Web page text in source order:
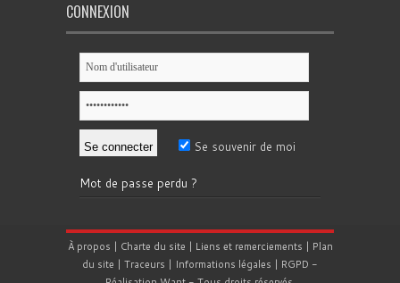
CONNEXION
Se souvenir de moi
Mot de passe perdu ?
À propos | Charte du site | Liens et remerciements | Plan
du site | Traceurs | Informations légales | RGPD -